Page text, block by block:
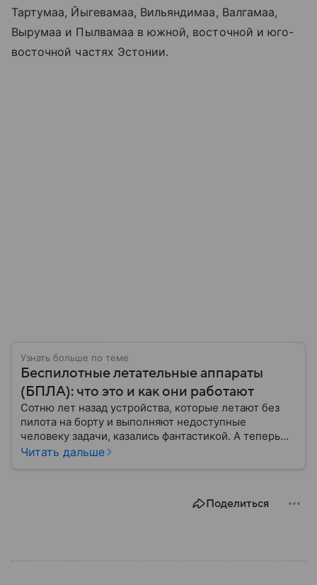
Тартумаа, Йыгевамаа, Вильяндимаа, Валгамаа,
Вырумаа и Пылвамаа в южной, восточной и юго-
восточной частях Эстонии.
Узнать больше по теме
Беспилотные летательные аппараты
(БПЛА): что это и как они работают
Сотню лет назад устройства, которые летают без
пилота на борту и выполняют недоступные
человеку задачи, казались фантастикой. А теперь
они стали реальностью: собрали главное о
Читать дальше
Поделиться